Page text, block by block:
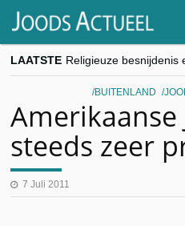
LAATSTE
BUITENLAND
Amerikaanse
steeds zeer
7 Juli 2011